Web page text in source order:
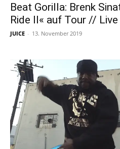
Beat Gorilla: Brenk
Ride II« auf Tour // Live
JUICE - 13. November 2019